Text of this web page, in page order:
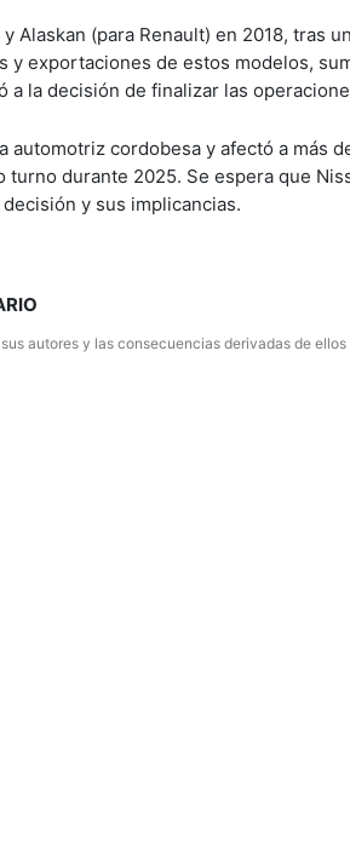
(para Renault) en 2018, tras
exportaciones de estos modelos,
la decisión de finalizar las
cordobesa y afectó a más
durante 2025. Se espera que
y sus implicancias.
autores y las consecuencias derivadas de